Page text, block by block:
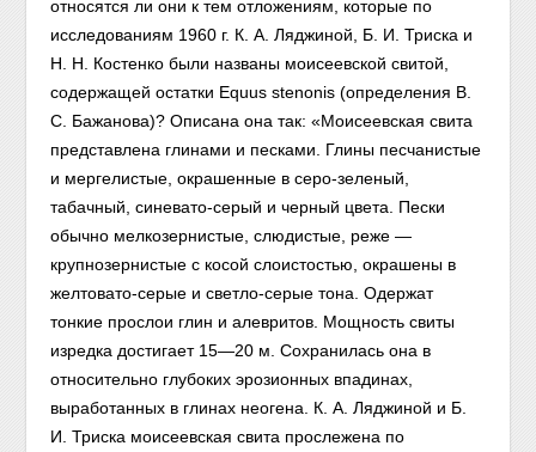
относятся ли они к тем отложениям, которые по
исследованиям 1960 г. К. А. Ляджиной, Б. И. Триска и
Н. Н. Костенко были названы моисеевской свитой,
содержащей остатки Equus stenonis (определения В.
С. Бажанова)? Описана она так: «Моисеевская свита
представлена глинами и песками. Глины песчанистые
и мергелистые, окрашенные в серо-зеленый,
табачный, синевато-серый и черный цвета. Пески
обычно мелкозернистые, слюдистые, реже —
крупнозернистые с косой слоистостью, окрашены в
желтовато-серые и светло-серые тона. Одержат
тонкие прослои глин и алевритов. Мощность свиты
изредка достигает 15—20 м. Сохранилась она в
относительно глубоких эрозионных впадинах,
выработанных в глинах неогена. К. А. Ляджиной и Б.
И. Триска моисеевская свита прослежена по